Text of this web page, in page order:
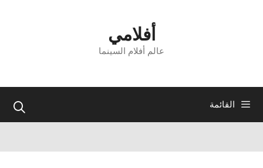
أفلامي
عالم أفلام السينما
القائمة